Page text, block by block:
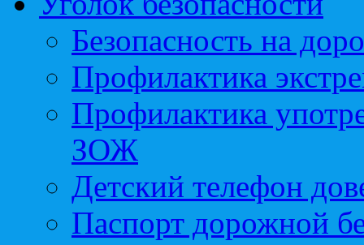
Безопасность на
Профилактика
Профилактика
ЗОЖ
Детский телефон
Паспорт дорожной